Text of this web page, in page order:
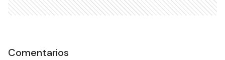
Comentarios